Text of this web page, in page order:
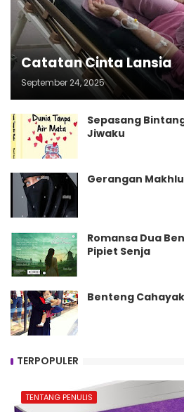
Catatan Cinta Lansia
September 24, 2025
Sepasang
Jiwaku
Gerangan
Romansa Dua
Pipiet Senja
Benteng
TERPOPULER
TENTANG PENULIS